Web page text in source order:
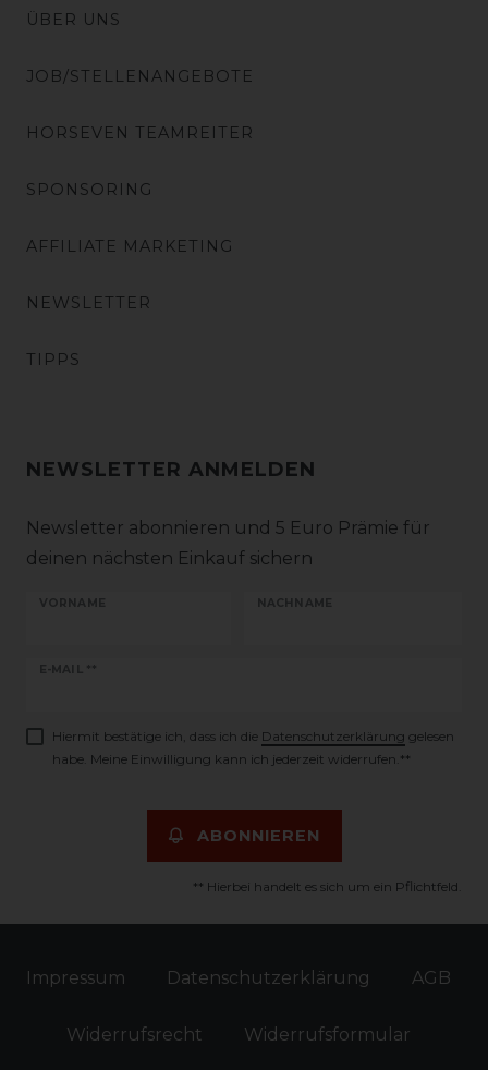
ÜBER UNS
JOB/STELLENANGEBOTE
HORSEVEN TEAMREITER
SPONSORING
AFFILIATE MARKETING
NEWSLETTER
TIPPS
NEWSLETTER ANMELDEN
Newsletter abonnieren und 5 Euro Prämie für
deinen nächsten Einkauf sichern
VORNAME NACHNAME
E-MAIL **
Newsletter
Hiermit bestätige ich, dass ich die Daten­schutz­erklärung gelesen
habe. Meine Einwilligung kann ich jederzeit widerrufen.**
ABONNIEREN
** Hierbei handelt es sich um ein Pflichtfeld.
Impressum Daten­schutz­erklärung AGB
Widerrufs­recht Widerrufs­formular